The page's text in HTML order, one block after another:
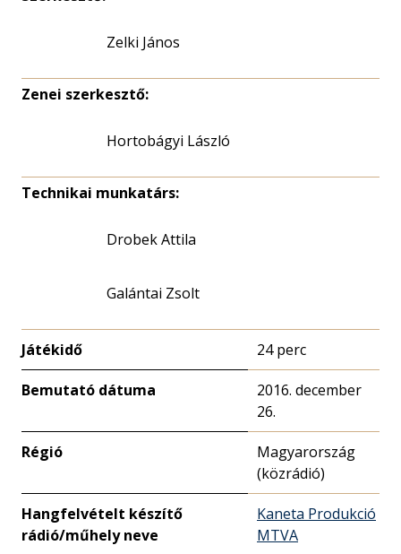
Zelki János
Zenei szerkesztő:
Hortobágyi László
Technikai munkatárs:
Drobek Attila
Galántai Zsolt
Játékidő 24 perc
Bemutató dátuma
2016. december
26.
Régió
Magyarország
(közrádió)
Hangfelvételt készítő
rádió/műhely neve
Kaneta Produkció
MTVA